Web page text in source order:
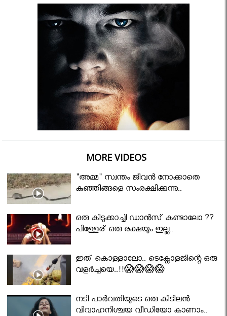
MORE VIDEOS
"അമ്മ" സ്വന്തം ജീവൻ നോക്കാതെ
കുഞ്ഞിങ്ങളെ സംരക്ഷിക്കുന്നു..
ഒരു കിടുക്കാച്ചി ഡാൻസ് കണ്ടാലോ ??
പിള്ളേര് ഒരു രക്ഷയും ഇല്ല..
ഇത് കൊള്ളാലോ.. ടെക്നോളജിന്റെ ഒരു
വളർച്ചയെ..!!😱😱😱😱
നടി പാർവതിയുടെ ഒരു കിടിലൻ
വിവാഹനിശ്ചയ വീഡിയോ കാണാം..